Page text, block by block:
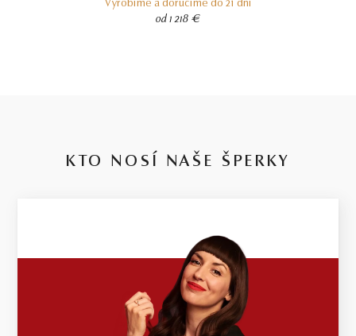
Vyrobíme a doručíme do 21 dní
od 1 218 €
KTO NOSÍ NAŠE ŠPERKY